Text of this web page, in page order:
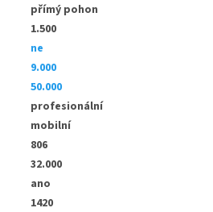
přímý pohon
1.500
ne
9.000
50.000
profesionální
mobilní
806
32.000
ano
1420